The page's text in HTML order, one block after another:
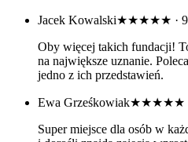
Jacek Kowalski★★★★★ ·
Oby więcej takich fundacji!
na największe uznanie.
jedno z ich przedstawień.
Ewa Grześkowiak★★★★★
Super miejsce dla osób w